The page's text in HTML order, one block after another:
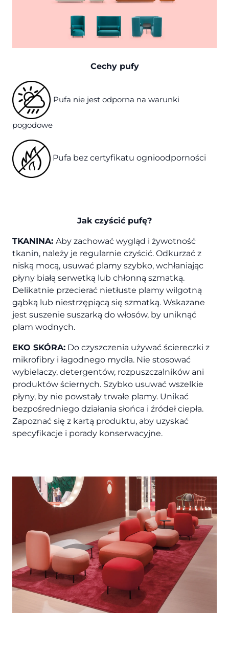
Cechy pufy
Pufa nie jest odporna na warunki
pogodowe
Pufa bez certyfikatu ognioodporności
Jak czyścić pufę?
TKANINA: Aby zachować wygląd i żywotność
tkanin, należy je regularnie czyścić. Odkurzać z
niską mocą, usuwać plamy szybko, wchłaniając
płyny białą serwetką lub chłonną szmatką.
Delikatnie przecierać nietłuste plamy wilgotną
gąbką lub niestrzępiącą się szmatką. Wskazane
jest suszenie suszarką do włosów, by uniknąć
plam wodnych.
EKO SKÓRA: Do czyszczenia używać ściereczki z
mikrofibry i łagodnego mydła. Nie stosować
wybielaczy, detergentów, rozpuszczalników ani
produktów ściernych. Szybko usuwać wszelkie
płyny, by nie powstały trwałe plamy. Unikać
bezpośredniego działania słońca i źródeł ciepła.
Zapoznać się z kartą produktu, aby uzyskać
specyfikacje i porady konserwacyjne.